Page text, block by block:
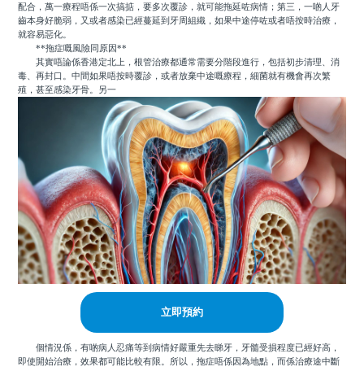
配合，萬一療程唔係一次搞掂，要多次覆診，就可能拖延咗病情；第三，一啲人牙
齒本身好脆弱，又或者感染已經蔓延到牙周組織，如果中途停咗或者唔按時治療，
就容易惡化。
**拖症嘅風險同原因**
其實唔論係香港定北上，根管治療都通常需要分階段進行，包括初步清理、消
毒、再封口。中間如果唔按時覆診，或者放棄中途嘅療程，細菌就有機會再次繁
殖，甚至感染牙骨。另一
立即預約
個情況係，有啲病人忍痛等到病情好嚴重先去睇牙，牙髓受損程度已經好高，
即使開始治療，效果都可能比較有限。所以，拖症唔係因為地點，而係治療途中斷